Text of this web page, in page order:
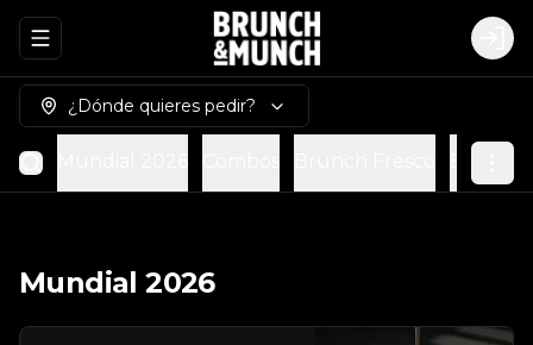
Abrir menu de navegación
¿Dónde quieres pedir?
Mundial 2026